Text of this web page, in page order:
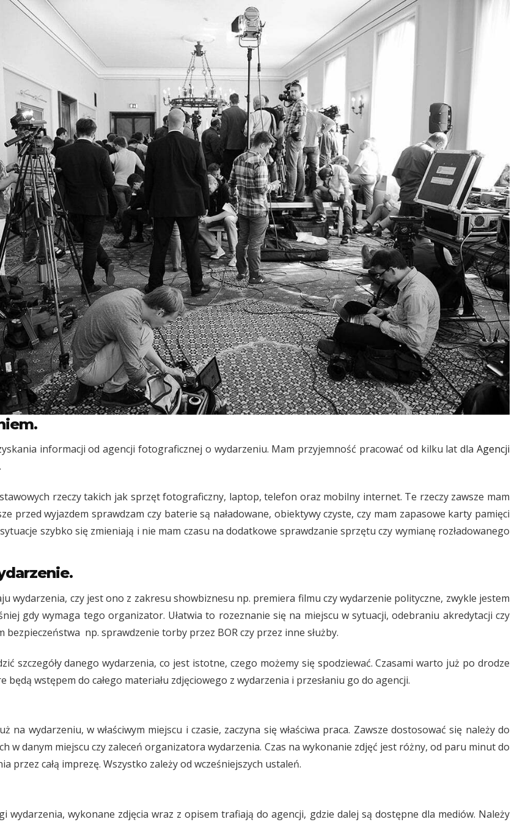
informacji od agencji fotograficznej o wydarzeniu. Mam przyjemność pracować od kilku lat dla Agencji
.
rzeczy takich jak sprzęt fotograficzny, laptop, telefon oraz mobilny internet. Te rzeczy zawsze mam
przed wyjazdem sprawdzam czy baterie są naładowane, obiektywy czyste, czy mam zapasowe karty pamięci
szybko się zmieniają i nie mam czasu na dodatkowe sprawdzanie sprzętu czy wymianę rozładowanego
wydarzenia, czy jest ono z zakresu showbiznesu np. premiera filmu czy wydarzenie polityczne, zwykle jestem
gdy wymaga tego organizator. Ułatwia to rozeznanie się na miejscu w sytuacji, odebraniu akredytacji czy
bezpieczeństwa np. sprawdzenie torby przez BOR czy przez inne służby.
szczegóły danego wydarzenia, co jest istotne, czego możemy się spodziewać. Czasami warto już po drodze
będą wstępem do całego materiału zdjęciowego z wydarzenia i przesłaniu go do agencji.
wydarzeniu, w właściwym miejscu i czasie, zaczyna się właściwa praca. Zawsze dostosować się należy do
w danym miejscu czy zaleceń organizatora wydarzenia. Czas na wykonanie zdjęć jest różny, od paru minut do
przez całą imprezę. Wszystko zależy od wcześniejszych ustaleń.
wykonane zdjęcia wraz z opisem trafiają do agencji, gdzie dalej są dostępne dla mediów. Należy